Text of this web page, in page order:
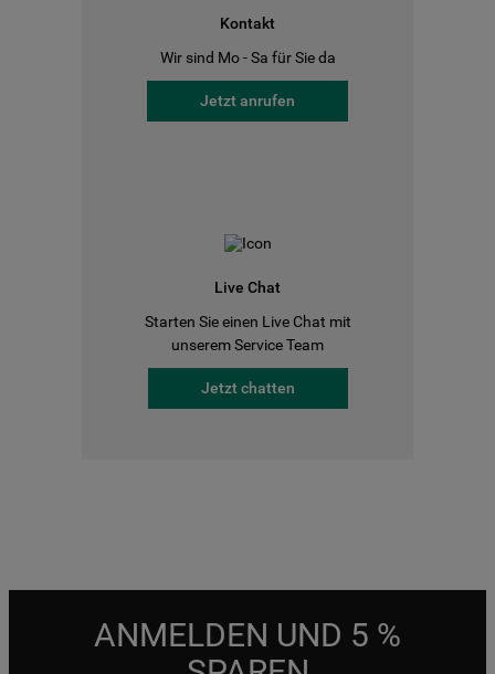
Kontakt
Wir sind Mo - Sa für Sie da
Jetzt anrufen
Live Chat
Starten Sie einen Live Chat mit
unserem Service Team
Jetzt chatten
ANMELDEN UND 5 %